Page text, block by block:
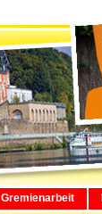
Gremienarbeit